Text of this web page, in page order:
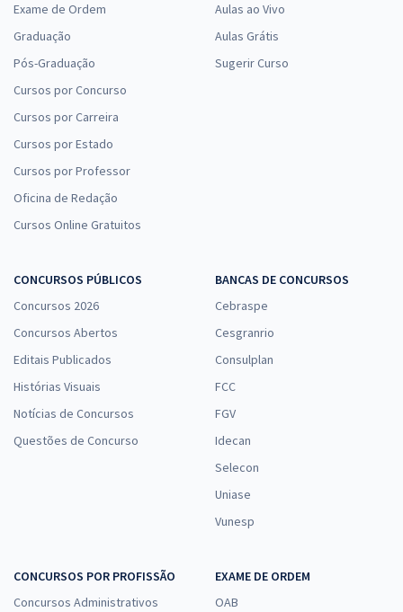
Exame de Ordem
Graduação
Pós-Graduação
Cursos por Concurso
Cursos por Carreira
Cursos por Estado
Cursos por Professor
Oficina de Redação
Cursos Online Gratuitos
Aulas ao Vivo
Aulas Grátis
Sugerir Curso
CONCURSOS PÚBLICOS
Concursos 2026
Concursos Abertos
Editais Publicados
Histórias Visuais
Notícias de Concursos
Questões de Concurso
BANCAS DE CONCURSOS
Cebraspe
Cesgranrio
Consulplan
FCC
FGV
Idecan
Selecon
Uniase
Vunesp
CONCURSOS POR PROFISSÃO
Concursos Administrativos
EXAME DE ORDEM
OAB